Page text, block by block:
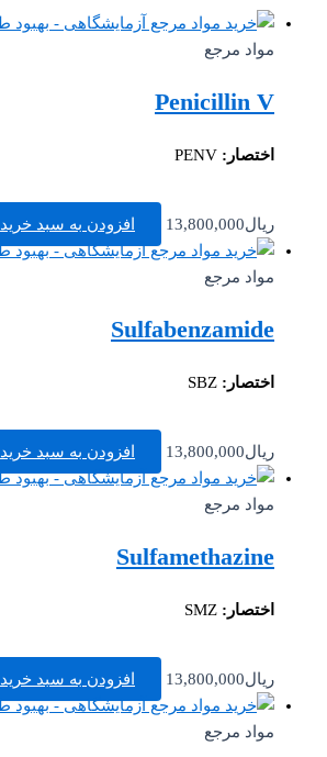
مواد مرجع
Penicillin V
اختصار:
ریال13,800,000 افزودن به سبد خرید
مواد مرجع
Sulfabenzamide
اختصار:
ریال13,800,000 افزودن به سبد خرید
مواد مرجع
Sulfamethazine
اختصار:
ریال13,800,000 افزودن به سبد خرید
مواد مرجع